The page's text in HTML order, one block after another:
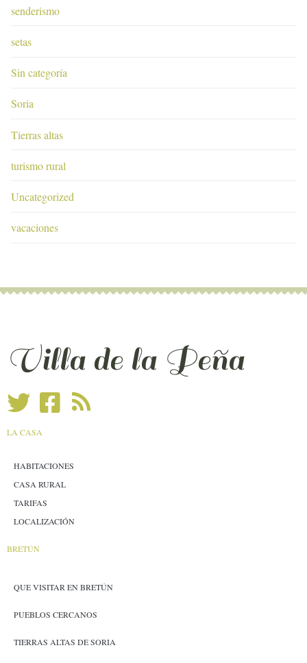
senderismo
setas
Sin categoría
Soria
Tierras altas
turismo rural
Uncategorized
vacaciones
Villa de la Peña
LA CASA
HABITACIONES
CASA RURAL
TARIFAS
LOCALIZACIÓN
BRETÚN
QUE VISITAR EN BRETÚN
PUEBLOS CERCANOS
TIERRAS ALTAS DE SORIA